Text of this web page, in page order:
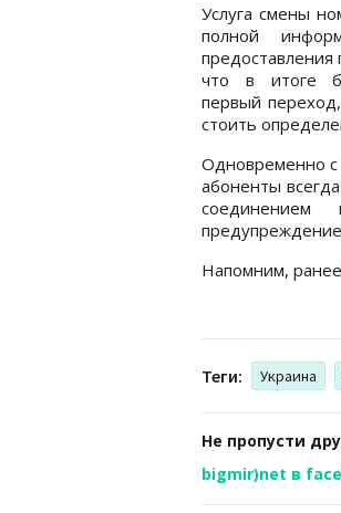
Услуга смены
полной
предоставления
что в итоге
первый
стоить
Одновременно с
абоненты
соединением
Напомним, ранее
Теги: Украина
Не пропусти
bigmir)net в